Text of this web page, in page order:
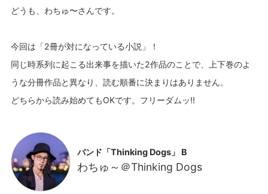
どうも、わちゅ〜さんです。
今回は「2冊が対になっている小説」！
同じ時系列に起こる出来事を描いた2作品のことで、上下巻のよ
うな分冊作品と異なり、読む順番に決まりはありません。
バンド「Thinking Dogs」 B
わちゅ～＠Thinking Dogs